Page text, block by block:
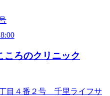
ろのクリニック
目４番２号 千里ライフサ